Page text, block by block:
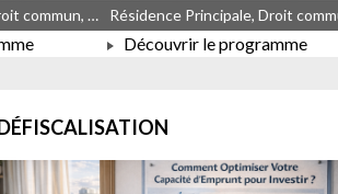
€
Résidence Principale, Droit commun, Meublé non géré, JEANBRUN, LLI, LLI_JEANBRUN
À PARTIR DE 247 900,00 €
Découvrir le programme